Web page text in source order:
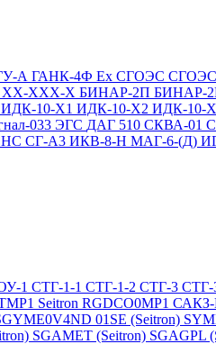
А ГАНК-4Ф Ex СГОЭС
ХХ-ХХХ-Х БИНАР-2П БИНАР-
ИДК-10-Х1 ИДК-10-Х2 ИДК-10-
033 ЭГС ДАГ 510 СКВА-01
СГ-А3 ИКВ-8-Н МАГ-6-(Д)
1 СТГ-1-1 СТГ-1-2 СТГ-3 СТГ-
Seitron RGDCO0MP1
01SE (Seitron)
SGAMET (Seitron) SGAGPL